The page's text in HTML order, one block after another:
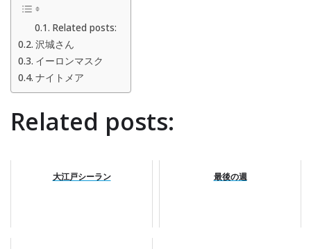
Related posts:
沢城さん
イーロンマスク
ナイトメア
Related posts:
大江戸シーラン 最後の週